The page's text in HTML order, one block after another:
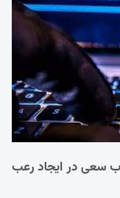
سعی در ایجاد رعب